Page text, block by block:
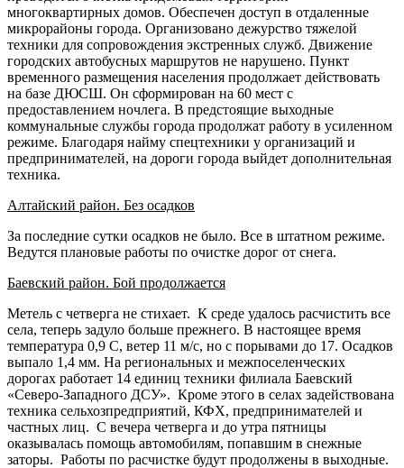
многоквартирных домов. Обеспечен доступ в отдаленные
микрорайоны города. Организовано дежурство тяжелой
техники для сопровождения экстренных служб. Движение
городских автобусных маршрутов не нарушено. Пункт
временного размещения населения продолжает действовать
на базе ДЮСШ. Он сформирован на 60 мест с
предоставлением ночлега. В предстоящие выходные
коммунальные службы города продолжат работу в усиленном
режиме. Благодаря найму спецтехники у организаций и
предпринимателей, на дороги города выйдет дополнительная
техника.
Алтайский район. Без осадков
За последние сутки осадков не было. Все в штатном режиме.
Ведутся плановые работы по очистке дорог от снега.
Баевский район. Бой продолжается
Метель с четверга не стихает. К среде удалось расчистить все
села, теперь задуло больше прежнего. В настоящее время
температура 0,9 С, ветер 11 м/с, но с порывами до 17. Осадков
выпало 1,4 мм. На региональных и межпоселенческих
дорогах работает 14 единиц техники филиала Баевский
«Северо-Западного ДСУ». Кроме этого в селах задействована
техника сельхозпредприятий, КФХ, предпринимателей и
частных лиц. С вечера четверга и до утра пятницы
оказывалась помощь автомобилям, попавшим в снежные
заторы. Работы по расчистке будут продолжены в выходные.